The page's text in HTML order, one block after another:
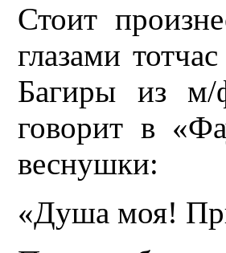
Стоит
глазами
Багиры из м/
говорит в
веснушки:
«Душа моя!